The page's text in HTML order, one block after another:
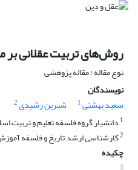
روش‌های تربیت عقلانی بر
نوع مقاله : مقاله پژوهشی
نویسندگان
سعید بهشتی1 شیرین رشیدی2
1 دانشیار گروه فلسفه تعلیم و تربیت
2کارشناسی ارشد تاریخ و فلسفه
چکیده